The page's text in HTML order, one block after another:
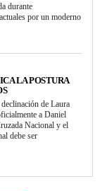
durante
por un moderno
LA POSTURA
de Laura
a Daniel
Nacional y el
debe ser